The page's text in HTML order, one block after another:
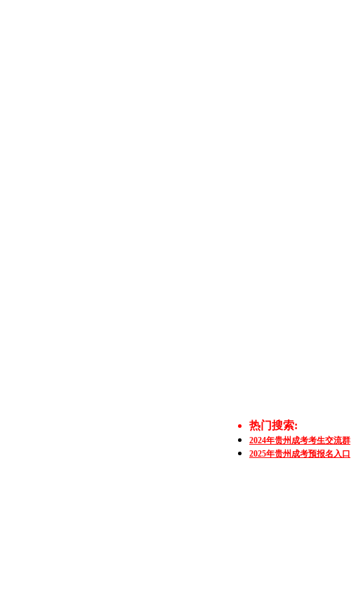
热门搜索:
2024年贵州成考考生交流群
2025年贵州成考预报名入口